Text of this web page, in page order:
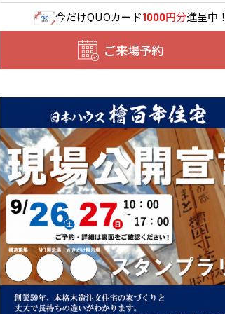
今だけQUOカード1000円分進呈中！
ご来場予約